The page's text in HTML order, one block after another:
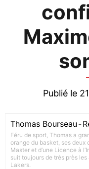
Publié le
Thomas Bourseau -
Féru de sport, Thomas a
orange du basket, ses deux
Master et d’une Licence à
suit toujours de très près les
Lakers.